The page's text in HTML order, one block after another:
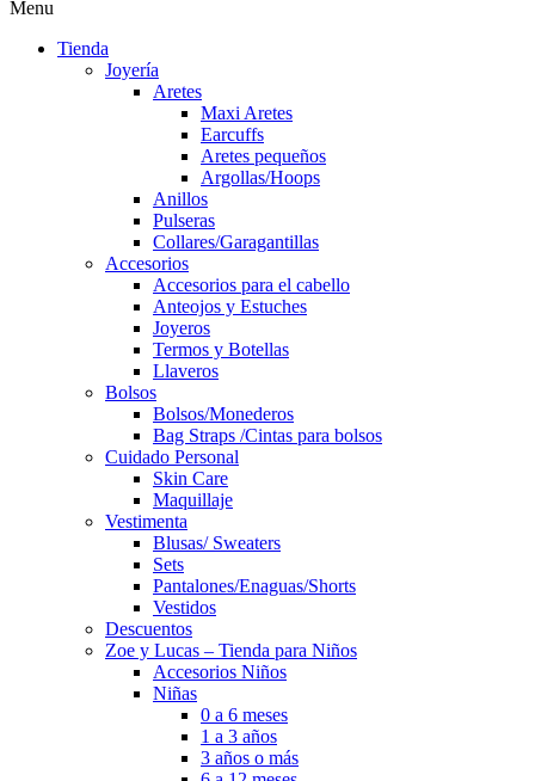
Menu
Tienda
Joyería
Aretes
Maxi Aretes
Earcuffs
Aretes pequeños
Argollas/Hoops
Anillos
Pulseras
Collares/Garagantillas
Accesorios
Accesorios para el cabello
Anteojos y Estuches
Joyeros
Termos y Botellas
Llaveros
Bolsos
Bolsos/Monederos
Bag Straps /Cintas para bolsos
Cuidado Personal
Skin Care
Maquillaje
Vestimenta
Blusas/ Sweaters
Sets
Pantalones/Enaguas/Shorts
Vestidos
Descuentos
Zoe y Lucas – Tienda para Niños
Accesorios Niños
Niñas
0 a 6 meses
1 a 3 años
3 años o más